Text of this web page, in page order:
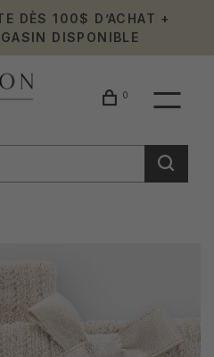
DÈS 100$ D’ACHAT +
DISPONIBLE
0